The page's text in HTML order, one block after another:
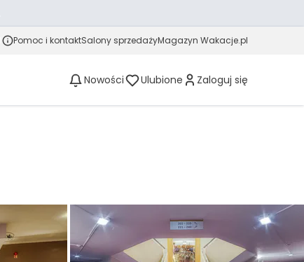
Pomoc i kontaktSalony sprzedażyMagazyn Wakacje.pl
Nowości Ulubione Zaloguj się